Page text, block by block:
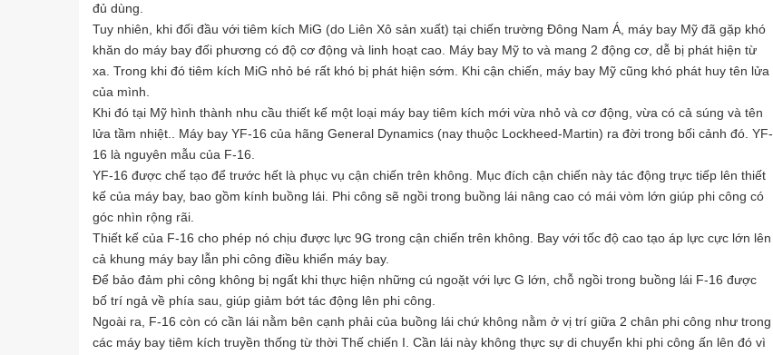
đủ dùng.
Tuy nhiên, khi đối đầu với tiêm kích MiG (do Liên Xô sản xuất) tại chiến trường Đông Nam Á, máy bay Mỹ đã gặp khó
khăn do máy bay đối phương có độ cơ động và linh hoạt cao. Máy bay Mỹ to và mang 2 động cơ, dễ bị phát hiện từ
xa. Trong khi đó tiêm kích MiG nhỏ bé rất khó bị phát hiện sớm. Khi cận chiến, máy bay Mỹ cũng khó phát huy tên lửa
của mình.
Khi đó tại Mỹ hình thành nhu cầu thiết kế một loại máy bay tiêm kích mới vừa nhỏ và cơ động, vừa có cả súng và tên
lửa tầm nhiệt.. Máy bay YF-16 của hãng General Dynamics (nay thuộc Lockheed-Martin) ra đời trong bối cảnh đó. YF-
16 là nguyên mẫu của F-16.
YF-16 được chế tạo để trước hết là phục vụ cận chiến trên không. Mục đích cận chiến này tác động trực tiếp lên thiết
kế của máy bay, bao gồm kính buồng lái. Phi công sẽ ngồi trong buồng lái nâng cao có mái vòm lớn giúp phi công có
góc nhìn rộng rãi.
Thiết kế của F-16 cho phép nó chịu được lực 9G trong cận chiến trên không. Bay với tốc độ cao tạo áp lực cực lớn lên
cả khung máy bay lẫn phi công điều khiển máy bay.
Để bảo đảm phi công không bị ngất khi thực hiện những cú ngoặt với lực G lớn, chỗ ngồi trong buồng lái F-16 được
bố trí ngả về phía sau, giúp giảm bớt tác động lên phi công.
Ngoài ra, F-16 còn có cần lái nằm bên cạnh phải của buồng lái chứ không nằm ở vị trí giữa 2 chân phi công như trong
các máy bay tiêm kích truyền thống từ thời Thế chiến I. Cần lái này không thực sự di chuyển khi phi công ấn lên đó vì